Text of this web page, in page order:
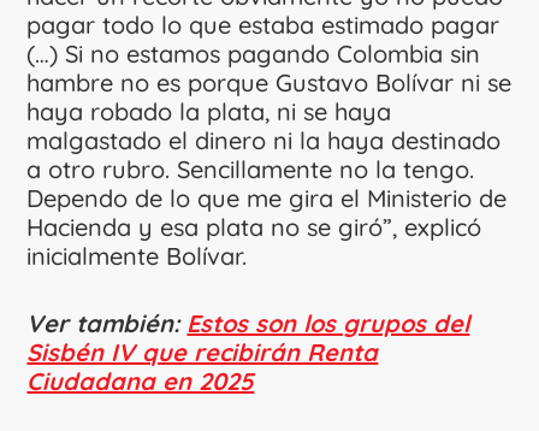
pagar todo lo que estaba estimado pagar
(…) Si no estamos pagando Colombia sin
hambre no es porque Gustavo Bolívar ni se
haya robado la plata, ni se haya
malgastado el dinero ni la haya destinado
a otro rubro. Sencillamente no la tengo.
Dependo de lo que me gira el Ministerio de
Hacienda y esa plata no se giró”, explicó
inicialmente Bolívar.
Ver también: Estos son los grupos del
Sisbén IV que recibirán Renta
Ciudadana en 2025